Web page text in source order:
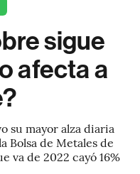
sigue
afecta a
su mayor alza diaria
Bolsa de Metales de
va de 2022 cayó 16%